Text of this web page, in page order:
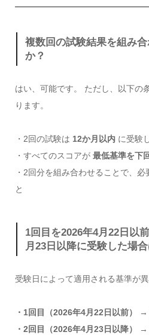
複数回の試験結果を組み
か？
はい、可能です。 ただし、以下の
ります。
・2回の試験は 12か月以内 に受験
・すべてのスコアが 最低基準を下
・2回分を組み合わせることで、
と
1回目を2026年4月22日以
月23日以降に受験した場
受験日によって適用される基準が異
・1回目（2026年4月22日以前） →
・2回目（2026年4月23日以降）
→